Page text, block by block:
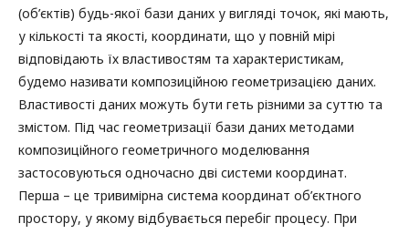
(об’єктів) будь-якої бази даних у вигляді точок, які мають,
у кількості та якості, координати, що у повній мірі
відповідають їх властивостям та характеристикам,
будемо називати композиційною геометризацією даних.
Властивості даних можуть бути геть різними за суттю та
змістом. Під час геометризації бази даних методами
композиційного геометричного моделювання
застосовуються одночасно дві системи координат.
Перша – це тривимірна система координат об’єктного
простору, у якому відбувається перебіг процесу. При